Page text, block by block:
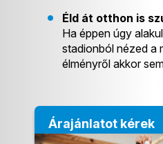
Éld át otthon is
Ha éppen úgy
stadionból nézed a
élményről akkor
Árajánlatot kérek